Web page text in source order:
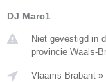
DJ Marc1
Niet gevestigd in
provincie Waals-
Vlaams-Brabant »